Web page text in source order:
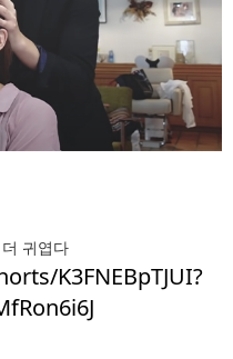
귀엽다
K3FNEBpTJUI?